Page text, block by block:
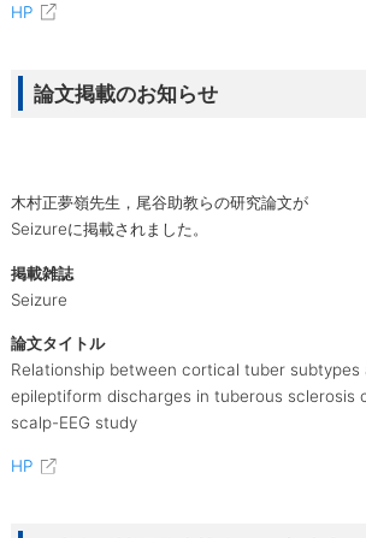
HP
論文掲載のお知らせ
木村正夢嶺先生，尾谷助教らの研究論文が
Seizureに掲載されました。
掲載雑誌
Seizure
論文タイトル
Relationship between cortical tuber subtypes
epileptiform discharges in tuberous sclerosis
scalp-EEG study
HP